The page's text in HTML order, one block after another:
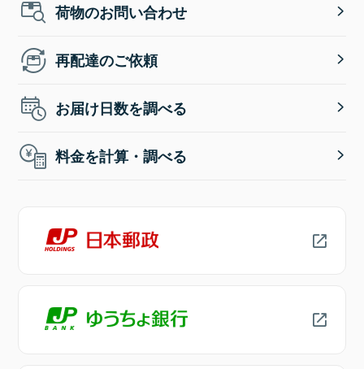
荷物のお問い合わせ
再配達のご依頼
お届け日数を調べる
料金を計算・調べる